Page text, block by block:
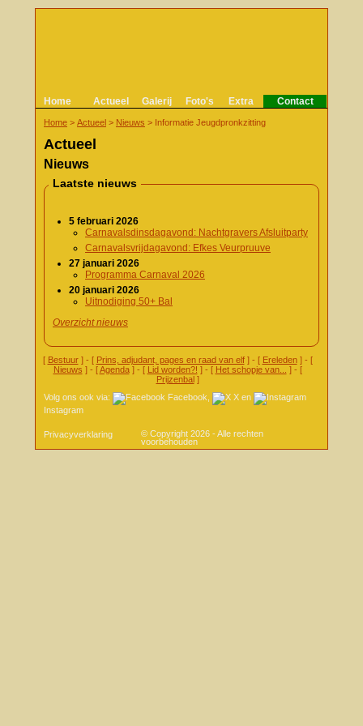
Home Actueel Galerij Foto's Extra Contact
Home > Actueel > Nieuws > Informatie Jeugdpronkzitting
Actueel
Nieuws
Laatste nieuws
5 februari 2026
Carnavalsdinsdagavond: Nachtgravers Afsluitparty
Carnavalsvrijdagavond: Efkes Veurpruuve
27 januari 2026
Programma Carnaval 2026
20 januari 2026
Uitnodiging 50+ Bal
Overzicht nieuws
[ Bestuur] - [ Prins, adjudant, pages en raad van elf] - [ Ereleden] - [
Nieuws ] - [Agenda] - [ Lid worden?! ] - [ Het schopje van...
] - [
Prijzenbal]
Volg ons ook via:
Facebook X en
Instagram
Privacyverklaring
© Copyright 2026 - Alle rechten
voorbehouden